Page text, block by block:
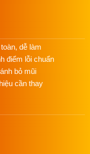
lỗi kỹ thuật.
máy may và kiểm
kiểm tra tốc độ,
khác.
toàn, không có nguy
dễ làm
điểm lỗi chuẩn
bỏ mũi
cần thay